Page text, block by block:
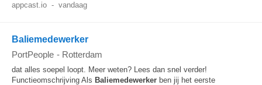
appcast.io - vandaag
Baliemedewerker
PortPeople - Rotterdam
dat alles soepel loopt. Meer weten? Lees dan snel verder!
Functieomschrijving Als Baliemedewerker ben jij het eerste